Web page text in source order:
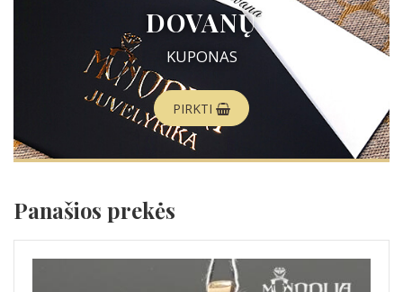
DOVANŲ
KUPONAS
PIRKTI
Panašios prekės